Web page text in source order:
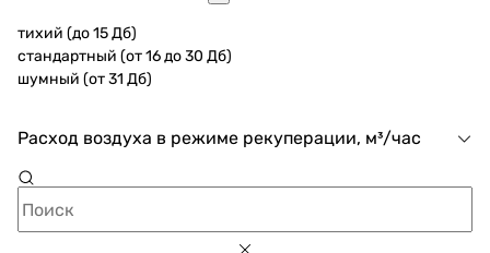
тихий (до 15 Дб)
стандартный (от 16 до 30 Дб)
шумный (от 31 Дб)
Расход воздуха в режиме рекуперации, м³/час